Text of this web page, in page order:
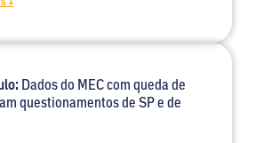
+
Dados do MEC com queda de
questionamentos de SP e de